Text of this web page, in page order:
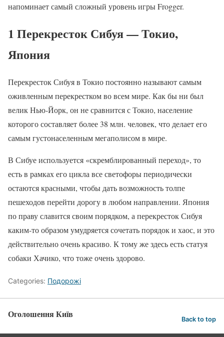
напоминает самый сложный уровень игры Frogger.
1 Перекресток Сибуя — Токио,
Япония
Перекресток Сибуя в Токио постоянно называют самым
оживленным перекрестком во всем мире. Как бы ни был
велик Нью-Йорк, он не сравнится с Токио, население
которого составляет более 38 млн. человек, что делает его
самым густонаселенным мегаполисом в мире.
В Сибуе используется «скремблированный переход», то
есть в рамках его цикла все светофоры периодически
остаются красными, чтобы дать возможность толпе
пешеходов перейти дорогу в любом направлении. Япония
по праву славится своим порядком, а перекресток Сибуя
каким-то образом умудряется сочетать порядок и хаос, и это
действительно очень красиво. К тому же здесь есть статуя
собаки Хачико, что тоже очень здорово.
Categories: Подорожі
Оголошення Київ Back to top